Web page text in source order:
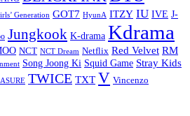
Generation GOT7 HyunA ITZY IU IVE J-
Jungkook K-drama Kdrama
NCT NCT Dream Netflix Red Velvet RM
Song Joong Ki Squid Game Stray Kids
TWICE TXT V Vincenzo